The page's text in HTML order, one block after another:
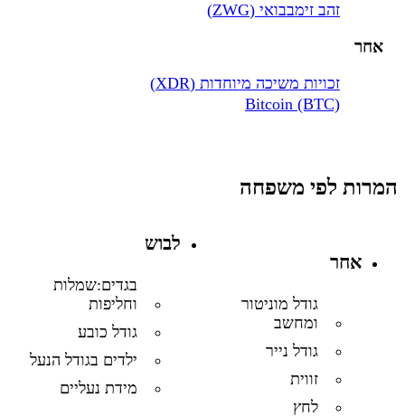
זהב זימבבואי (ZWG)
אחר
זכויות משיכה מיוחדות (XDR)
Bitcoin (BTC)
המרות לפי משפחה
אחר
גודל מוניטור
ומחשב
גודל נייר
זווית
לחץ
לבוש
בגדים:שמלות
וחליפות
גודל כובע
ילדים בגודל הנעל
מידת נעליים